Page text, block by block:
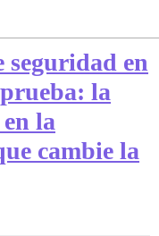
seguridad en
la
la
cambie la